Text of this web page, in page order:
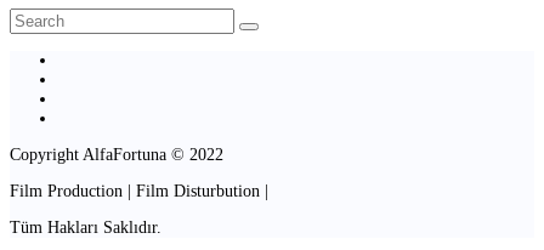
Copyright AlfaFortuna © 2022
Film Production | Film Disturbution |
Tüm Hakları Saklıdır.